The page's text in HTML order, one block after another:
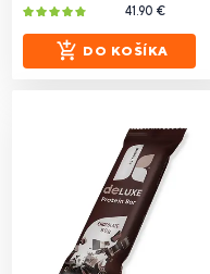
41.90 €
DO KOŠÍKA